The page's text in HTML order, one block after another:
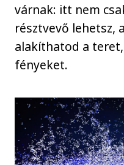
várnak: itt nem
résztvevő lehetsz,
alakíthatod a
fényeket.